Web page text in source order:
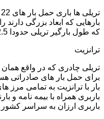
بارهایی که ابعاد بزرگی دارند
که طول بارگیر تریلی حدودا 12.5 متر است.
ترانزیت
تریلی چادری که در واقع همان
برای حمل بار های صادراتی
بار با ترانزیت به تمامی مرز
باربری همراه با بیمه نامه و
باربری ارزان به سراسر کشور